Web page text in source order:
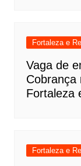
Fortaleza e
Vaga de
Cobrança
Fortaleza
Fortaleza e